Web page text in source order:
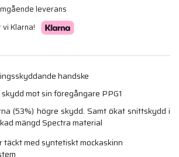
leverans
Klarna!
handske
mot sin föregångare PPG1
(53%) högre skydd. Samt ökat snittskydd i
mängd Spectra material
täckt med syntetiskt mockaskinn